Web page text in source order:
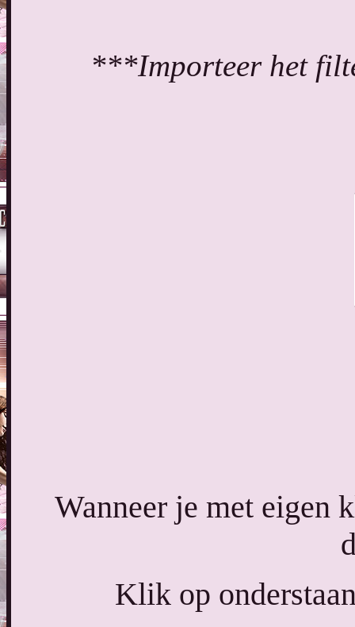
***Importeer het
Wanneer je met eigen
Klik op